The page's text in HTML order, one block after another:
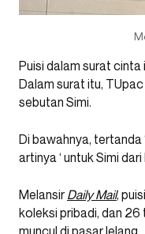
Puisi dalam surat cinta
Dalam surat itu,
sebutan Simi.
Di bawahnya, tertanda ‘
artinya ‘ untuk Simi dari
Melansir Daily Mail,
koleksi pribadi, dan 26